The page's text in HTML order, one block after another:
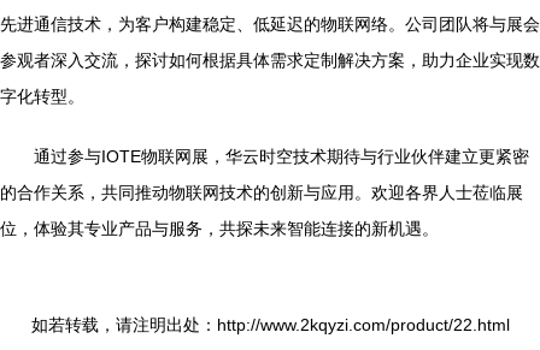
先进通信技术，为客户构建稳定、低延迟的物联网络。公司团队将与展会
参观者深入交流，探讨如何根据具体需求定制解决方案，助力企业实现数
字化转型。
通过参与IOTE物联网展，华云时空技术期待与行业伙伴建立更紧密
的合作关系，共同推动物联网技术的创新与应用。欢迎各界人士莅临展
位，体验其专业产品与服务，共探未来智能连接的新机遇。
如若转载，请注明出处：http://www.2kqyzi.com/product/22.html